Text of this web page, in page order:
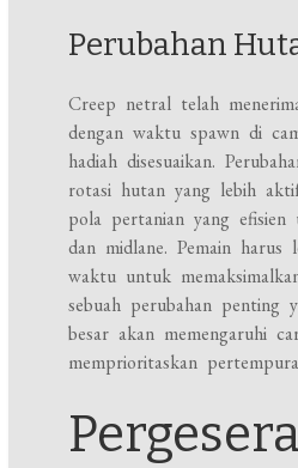
Perubahan
Creep netral telah
dengan waktu spawn di
hadiah disesuaikan.
rotasi hutan yang lebih
pola pertanian yang
dan midlane. Pemain harus
waktu untuk
sebuah perubahan penting
besar akan memengaruhi
memprioritaskan